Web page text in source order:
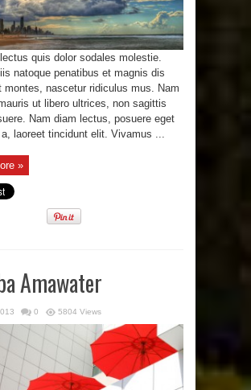
quis dolor sodales molestie.
natoque penatibus et magnis dis
montes, nascetur ridiculus mus. Nam
ut libero ultrices, non sagittis
Nam diam lectus, posuere eget
laoreet tincidunt elit. Vivamus ...
»
Amawater
0 5804 Views